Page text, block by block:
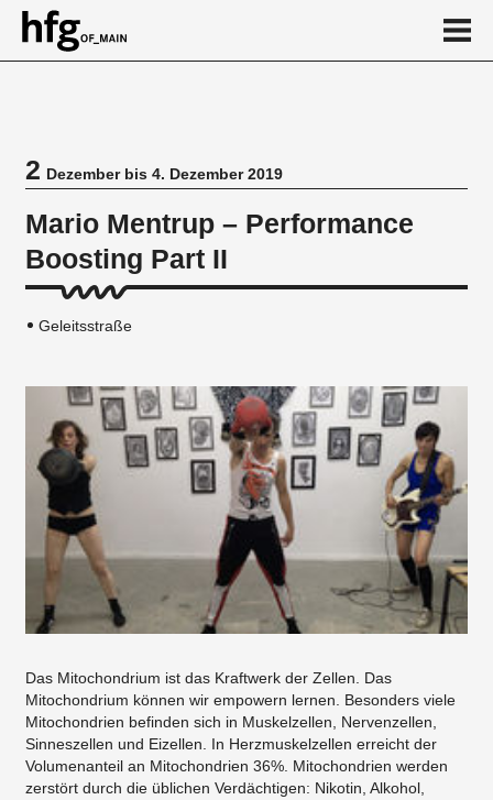
2Dezember bis 4. Dezember 2019
Mario Mentrup – Performance
Boosting Part II
Geleitsstraße
Das Mitochondrium ist das Kraftwerk der Zellen. Das
Mitochondrium können wir empowern lernen. Besonders viele
Mitochondrien befinden sich in Muskelzellen, Nervenzellen,
Sinneszellen und Eizellen. In Herzmuskelzellen erreicht der
Volumenanteil an Mitochondrien 36%. Mitochondrien werden
zerstört durch die üblichen Verdächtigen: Nikotin, Alkohol,